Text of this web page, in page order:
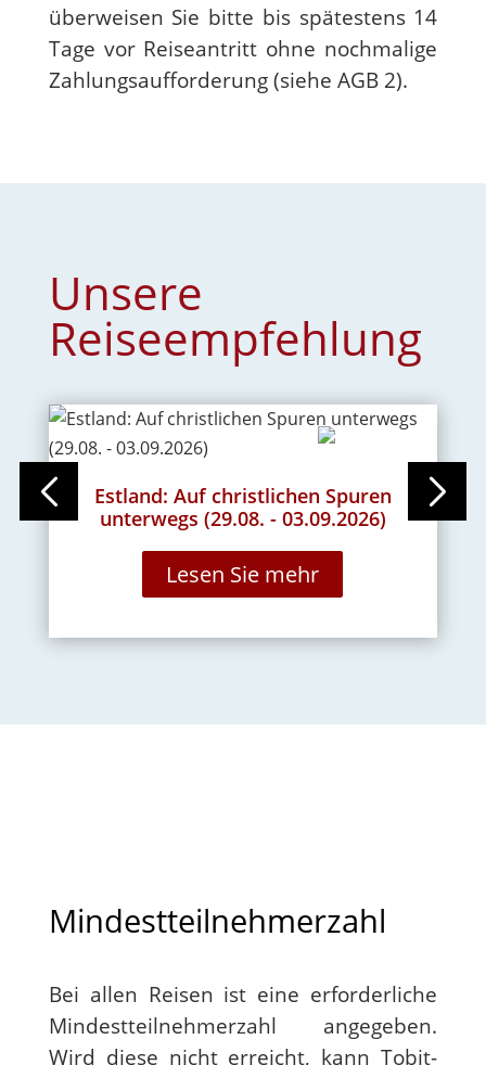
überweisen Sie bitte bis spätestens 14
Tage vor Reiseantritt ohne nochmalige
Zahlungsaufforderung (siehe AGB 2).
Unsere
Reiseempfehlung
Estland: Auf christlichen Spuren
unterwegs (29.08. - 03.09.2026)
Lesen Sie mehr
Mindestteilnehmerzahl
Bei allen Reisen ist eine erforderliche
Mindestteilnehmerzahl angegeben.
Wird diese nicht erreicht, kann Tobit-